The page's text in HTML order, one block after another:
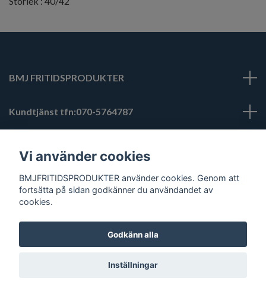
BMJ FRITIDSPRODUKTER
Kundtjänst tfn:070-5764787
Sociala medier
© 2026 BMJ FRITIDSPRODUKTER
Vi använder cookies
BMJFRITIDSPRODUKTER använder cookies. Genom att
fortsätta på sidan godkänner du användandet av
cookies.
Godkänn alla
Inställningar